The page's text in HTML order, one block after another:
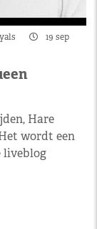
19 sep
Hare
wordt een
liveblog